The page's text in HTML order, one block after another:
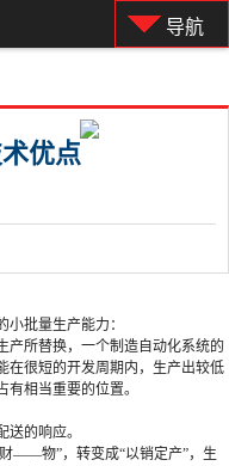
导航
优点
批量生产能力：
产所替换，一个制造自动化系统的
在很短的开发周期内，生产出较低
有相当重要的位置。
的响应。
物”，转变成“以销定产”，生